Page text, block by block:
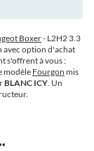
Boxer- L2H2 3.3
avec option d'achat
s'offrent à vous :
modèle Fourgon mis
BLANC ICY. Un